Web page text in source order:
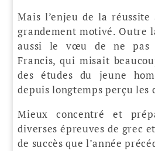
Mais l’enjeu de la réussite
grandement motivé. Outre
aussi le vœu de ne pas
Francis, qui misait
des études du jeune
depuis longtemps perçu les
Mieux concentré et
diverses épreuves de grec
de succès que l’année